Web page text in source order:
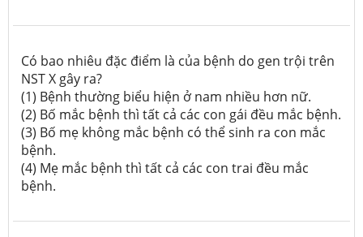
Có bao nhiêu đặc điểm là của bệnh do gen trội trên
NST X gây ra?
(1) Bệnh thường biểu hiện ở nam nhiều hơn nữ.
(2) Bố mắc bệnh thì tất cả các con gái đều mắc bệnh.
(3) Bố mẹ không mắc bệnh có thể sinh ra con mắc
bệnh.
(4) Mẹ mắc bệnh thì tất cả các con trai đều mắc
bệnh.